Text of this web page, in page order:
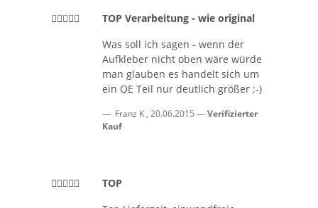
TOP Verarbeitung - wie original
Was soll ich sagen - wenn der
Aufkleber nicht oben wäre würde
man glauben es handelt sich um
ein OE Teil nur deutlich größer ;-)
Franz K , 20.06.2015
Verifizierter
Kauf
TOP